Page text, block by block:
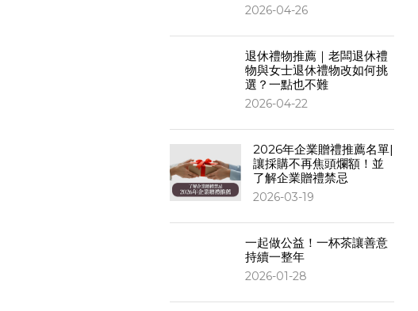
2026-04-26
退休禮物推薦｜老闆退休禮
物與女士退休禮物改如何挑
選？一點也不難
2026-04-22
2026年企業贈禮推薦名單|
讓採購不再焦頭爛額！並
了解企業贈禮禁忌
2026-03-19
一起做公益！一杯茶讓善意
持續一整年
2026-01-28